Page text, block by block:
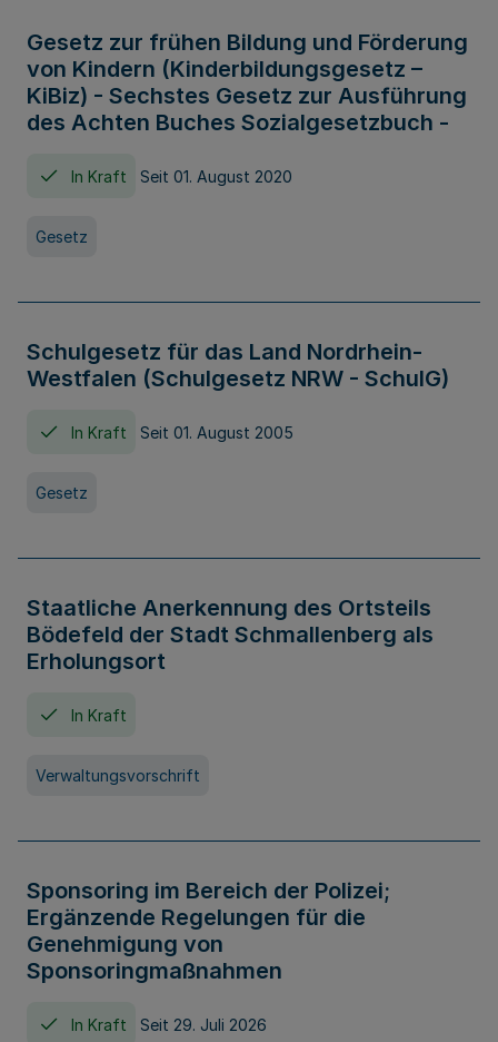
Gesetz zur frühen Bildung und Förderung
von Kindern (Kinderbildungsgesetz –
KiBiz) - Sechstes Gesetz zur Ausführung
des Achten Buches Sozialgesetzbuch -
In Kraft Seit 01. August 2020
Gesetz
Schulgesetz für das Land Nordrhein-
Westfalen (Schulgesetz NRW - SchulG)
In Kraft Seit 01. August 2005
Gesetz
Staatliche Anerkennung des Ortsteils
Bödefeld der Stadt Schmallenberg als
Erholungsort
In Kraft
Verwaltungsvorschrift
Sponsoring im Bereich der Polizei;
Ergänzende Regelungen für die
Genehmigung von
Sponsoringmaßnahmen
In Kraft Seit 29. Juli 2026